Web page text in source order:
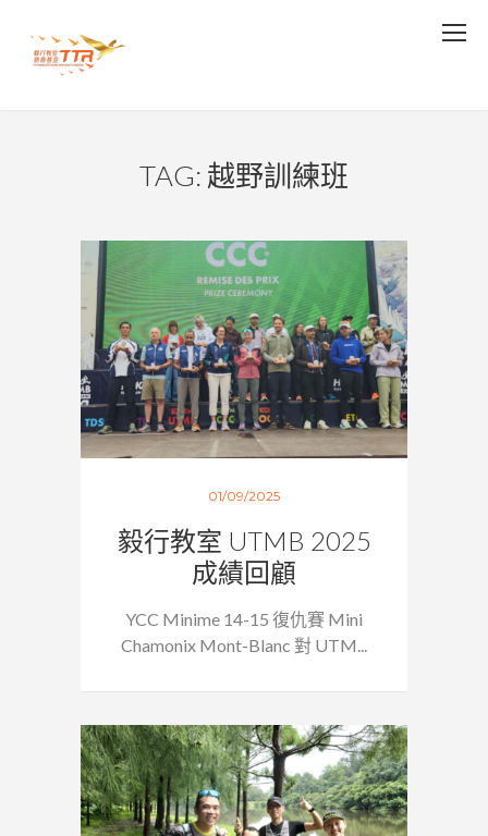
TAG: 越野訓練班
01/09/2025
毅行教室 UTMB 2025
成績回顧
YCC Minime 14-15 復仇賽 Mini
Chamonix Mont-Blanc 對 UTM...